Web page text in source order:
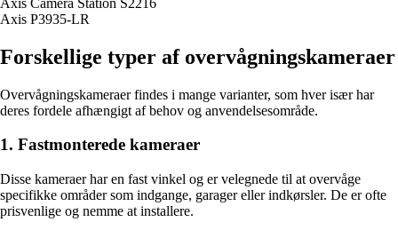
Axis P3935-LR
Forskellige typer af overvågningskameraer
Overvågningskameraer findes i mange varianter, som hver især har
deres fordele afhængigt af behov og anvendelsesområde.
1. Fastmonterede kameraer
Disse kameraer har en fast vinkel og er velegnede til at overvåge
specifikke områder som indgange, garager eller indkørsler. De er ofte
prisvenlige og nemme at installere.